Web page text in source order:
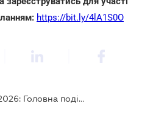
https://bit.ly/4lA1S0O
National Compliance Forum 2026: Головна подія для комплаєнс-лідерів в Україні